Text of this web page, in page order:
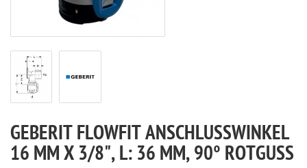
GEBERIT FLOWFIT ANSCHLUSSWINKEL
16 MM X 3/8", L: 36 MM, 90° ROTGUSS